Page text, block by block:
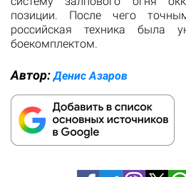
позиции. После чего
российская техника была
боекомплектом.
Автор:Денис Азаров